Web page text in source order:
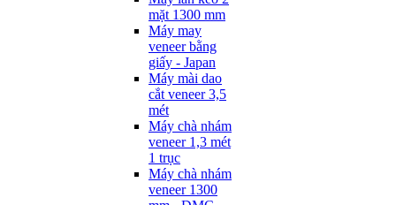
mặt 1300 mm
Máy may
veneer bằng
giấy - Japan
Máy mài dao
cắt veneer 3,5
mét
Máy chà nhám
veneer 1,3 mét
1 trục
Máy chà nhám
veneer 1300